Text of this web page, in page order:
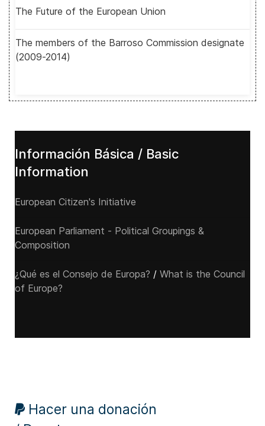
The Future of the European Union
The members of the Barroso Commission designate
(2009-2014)
Información Básica / Basic
Information
European Citizen's Initiative
European Parliament - Political Groupings &
Composition
¿Qué es el Consejo de Europa? / What is the Council
of Europe?
Hacer una donación